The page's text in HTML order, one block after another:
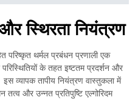
स्थिरता नियंत्रण
परिष्कृत थर्मल प्रबंधन प्रणाली एक
परिस्थितियों के तहत इष्टतम प्रदर्शन और
व्यापक तापीय नियंत्रण वास्तुकला में
और उन्नत प्रतिपुष्टि एल्गोरिदम